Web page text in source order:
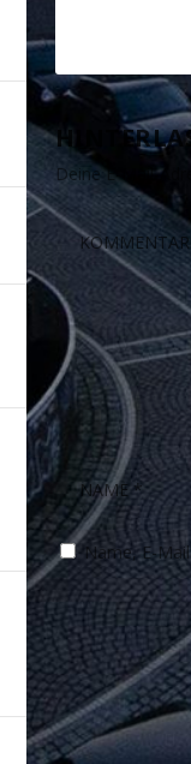
Deine E-Mail-
Name, E-